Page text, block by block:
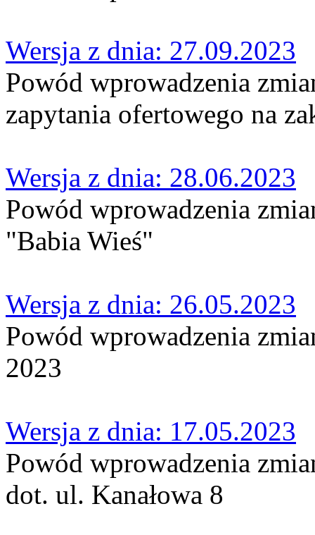
Wersja z dnia: 27.09.2023
Powód wprowadzenia
zapytania ofertowego na
Wersja z dnia: 28.06.2023
Powód wprowadzenia
"Babia Wieś"
Wersja z dnia: 26.05.2023
Powód wprowadzenia
2023
Wersja z dnia: 17.05.2023
Powód wprowadzenia
dot. ul. Kanałowa 8